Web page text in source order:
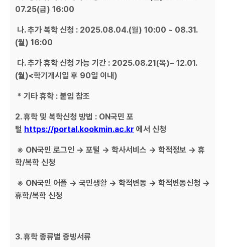
07.25(금) 16:00
나. 추가 복학 신청 : 2025.08.04.(월) 10:00 ~ 08.31.
(월) 16:00
다. 추가 휴학 신청 가능 기간 : 2025.08.21(목)~ 12.01.
(월)<학기개시일 후 90일 이내)
* 기타 휴학 : 붙임 참조
2. 휴학 및 복학신청 방법 : ON국민 포
털 https://portal.kookmin.ac.kr 에서 신청
※ ON국민 로그인 → 포털 → 학사서비스 → 학적정보 → 휴
학/복학 신청
※ ON국민 어플 → 국민생활 → 학적변동 → 학적변동신청 →
휴학/복학 신청
3. 휴학 종류별 증빙서류